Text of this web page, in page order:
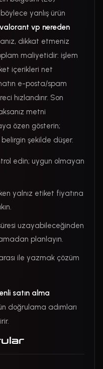
yanlış ürün
valorant vp nereden
dikkat etmeniz
maliyetidir: işlem
içerikleri net
e-posta/spam
hızlandırır. Son
metni
özen gösterin;
şekilde düşer.
edin; uygun olmayan
yalnız etiket fiyatına
uzayabileceğinden
planlayın.
ile yazmak çözüm
satın alma
doğrulama adımları